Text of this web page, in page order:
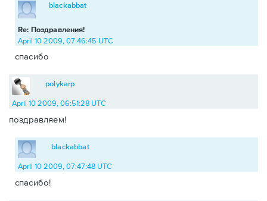
Re: Поздравления!
blackabbat
April 10 2009, 07:46:45 UTC
спасибо
polykarp
April 10 2009, 06:51:28 UTC
поздравляем!
blackabbat
April 10 2009, 07:47:48 UTC
спасибо!